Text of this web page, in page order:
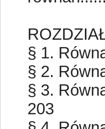
§ 1.
§ 2.
§ 3.
203